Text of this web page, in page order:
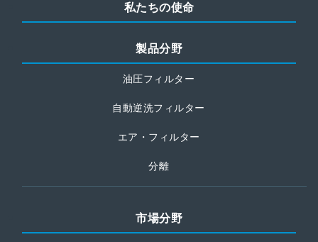
私たちの使命
製品分野
油圧フィルター
自動逆洗フィルター
エア・フィルター
分離
市場分野